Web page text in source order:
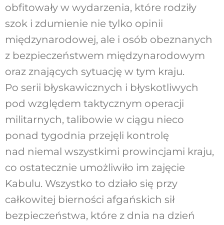
obfitowały w wydarzenia, które rodziły
szok i zdumienie nie tylko opinii
międzynarodowej, ale i osób obeznanych
z bezpieczeństwem międzynarodowym
oraz znających sytuację w tym kraju.
Po serii błyskawicznych i błyskotliwych
pod względem taktycznym operacji
militarnych, talibowie w ciągu nieco
ponad tygodnia przejęli kontrolę
nad niemal wszystkimi prowincjami kraju,
co ostatecznie umożliwiło im zajęcie
Kabulu. Wszystko to działo się przy
całkowitej bierności afgańskich sił
bezpieczeństwa, które z dnia na dzień